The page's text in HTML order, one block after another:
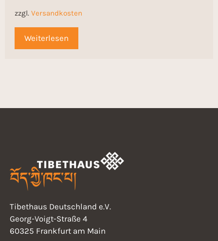
zzgl. Versandkosten
Weiterlesen
Tibethaus Deutschland e.V.
Georg-Voigt-Straße 4
60325 Frankfurt am Main